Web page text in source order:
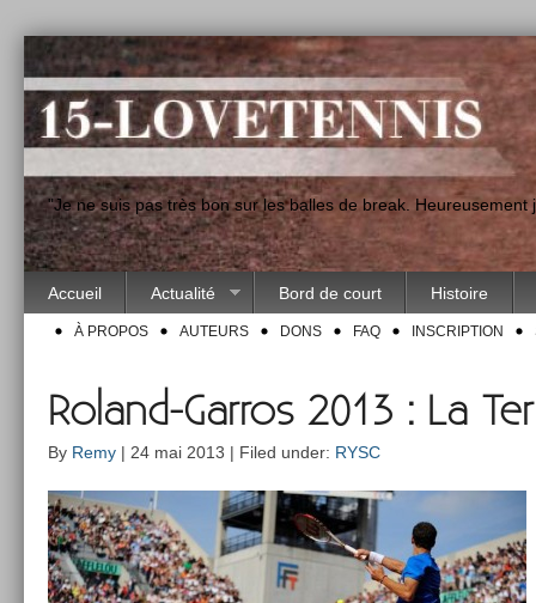
"Je ne suis pas très bon sur les balles de break.
Accueil Actualité Bord de court Histoire
À PROPOS AUTEURS DONS FAQ INSCRIPTION
Roland-Garros 2013 : La
By Remy | 24 mai 2013 | Filed under: RYSC